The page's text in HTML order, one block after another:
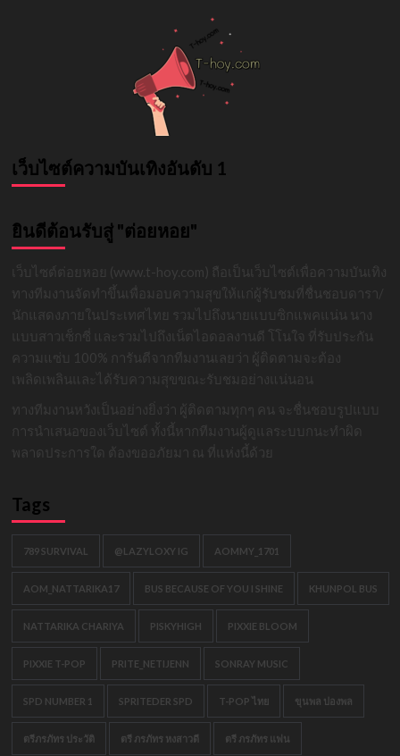
เว็บไซต์ความบันเทิงอันดับ 1
ยินดีต้อนรับสู่ "ต่อยหอย"
เว็บไซต์ต่อยหอย (www.t-hoy.com) ถือเป็นเว็บไซต์เพื่อความบันเทิง
ทางทีมงานจัดทำขึ้นเพื่อมอบความสุขให้แก่ผู้รับชมที่ชื่นชอบดารา/
นักแสดงภายในประเทศไทย รวมไปถึงนายแบบซิกแพคแน่น นาง
แบบสาวเซ็กซี่ และรวมไปถึงเน็ตไอดอลงานดี โโนใจ ที่รับประกัน
ความแซ่บ 100% การันตีจากทีมงานเลยว่า ผู้ติดตามจะต้อง
เพลิดเพลินและได้รับความสุขขณะรับชมอย่างแน่นอน
ทางทีมงานหวังเป็นอย่างยิ่งว่า ผู้ติดตามทุกๆ คน จะชื่นชอบรูปแบบ
การนำเสนอของเว็บไซต์ ทั้งนี้หากทีมงานผู้ดูแลระบบกนะทำผิด
พลาดประการใด ต้องขออภัยมา ณ ที่แห่งนี้ด้วย
Tags
789 SURVIVAL @LAZYLOXY IG AOMMY_1701
AOM_NATTARIKA17 BUS BECAUSE OF YOU I SHINE KHUNPOL BUS
NATTARIKA CHARIYA PISKYHIGH PIXXIE BLOOM
PIXXIE T-POP PRITE_NETIJENN SONRAY MUSIC
SPD NUMBER 1 SPRITEDER SPD T-POP ไทย ขุนพล ปองพล
ตรีภรภัทร ประวัติ ตรี ภรภัทร หงสาวดี ตรี ภรภัทร แฟน